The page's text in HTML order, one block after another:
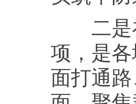
二是补
项，是
面打通